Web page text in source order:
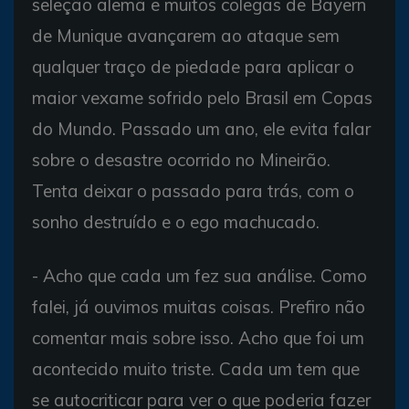
seleção alemã e muitos colegas de Bayern
de Munique avançarem ao ataque sem
qualquer traço de piedade para aplicar o
maior vexame sofrido pelo Brasil em Copas
do Mundo. Passado um ano, ele evita falar
sobre o desastre ocorrido no Mineirão.
Tenta deixar o passado para trás, com o
sonho destruído e o ego machucado.
- Acho que cada um fez sua análise. Como
falei, já ouvimos muitas coisas. Prefiro não
comentar mais sobre isso. Acho que foi um
acontecido muito triste. Cada um tem que
se autocriticar para ver o que poderia fazer